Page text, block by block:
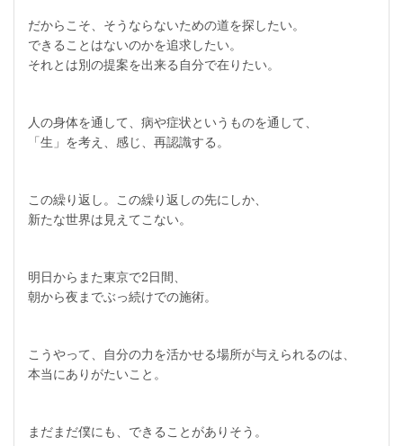
だからこそ、そうならないための道を探したい。
できることはないのかを追求したい。
それとは別の提案を出来る自分で在りたい。
人の身体を通して、病や症状というものを通して、
「生」を考え、感じ、再認識する。
この繰り返し。この繰り返しの先にしか、
新たな世界は見えてこない。
明日からまた東京で2日間、
朝から夜までぶっ続けでの施術。
こうやって、自分の力を活かせる場所が与えられるのは、
本当にありがたいこと。
まだまだ僕にも、できることがありそう。